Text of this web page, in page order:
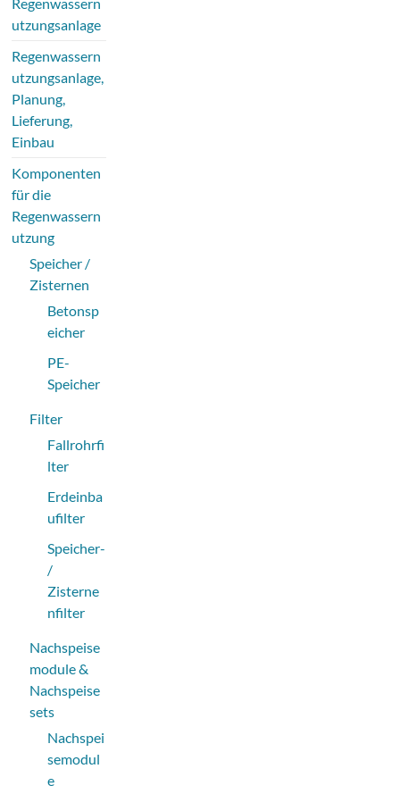
utzungsanlage
Regenwassern
utzungsanlage,
Planung,
Lieferung,
Einbau
Komponenten
für die
Regenwassern
utzung
Speicher /
Zisternen
Betonsp
eicher
PE-
Speicher
Filter
Fallrohrfi
lter
Erdeinba
ufilter
Speicher-
/
Zisterne
nfilter
Nachspeise
module &
Nachspeise
sets
Nachspei
semodul
e